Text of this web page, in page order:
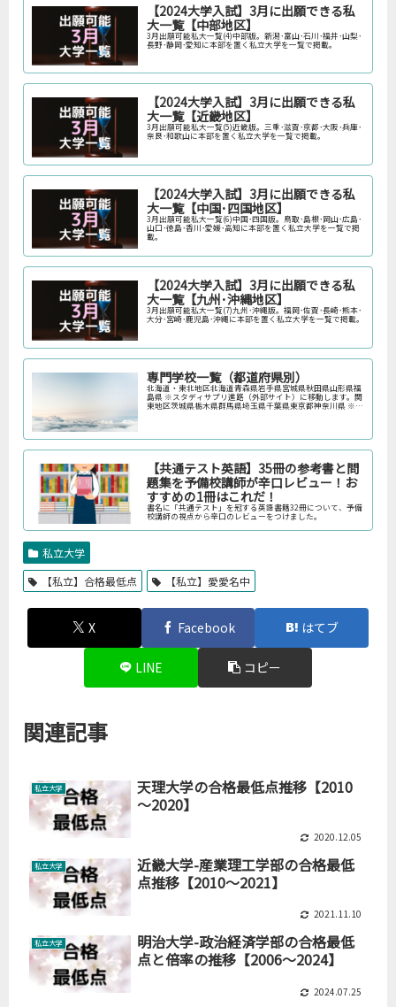
【2024大学入試】3月に出願できる私
大一覧【中部地区】
3月出願可能私大一覧(4)中部版。新潟･富山･石川･福井･山梨･
長野･静岡･愛知に本部を置く私立大学を一覧で掲載。
【2024大学入試】3月に出願できる私
大一覧【近畿地区】
3月出願可能私大一覧(5)近畿版。三重･滋賀･京都･大阪･兵庫･
奈良･和歌山に本部を置く私立大学を一覧で掲載。
【2024大学入試】3月に出願できる私
大一覧【中国･四国地区】
3月出願可能私大一覧(6)中国･四国版。鳥取･島根･岡山･広島･
山口･徳島･香川･愛媛･高知に本部を置く私立大学を一覧で掲
載。
【2024大学入試】3月に出願できる私
大一覧【九州･沖縄地区】
3月出願可能私大一覧(7)九州･沖縄版。福岡･佐賀･長崎･熊本･
大分･宮崎･鹿児島･沖縄に本部を置く私立大学を一覧で掲載。
専門学校一覧（都道府県別）
北海道・東北地区北海道青森県岩手県宮城県秋田県山形県福
島県 ※スタディサプリ進路（外部サイト）に移動します。関
東地区茨城県栃木県群馬県埼玉県千葉県東京都神奈川県 ※ス
【共通テスト英語】35冊の参考書と問
題集を予備校講師が辛口レビュー！お
すすめの1冊はこれだ！
書名に「共通テスト」を冠する英語書籍32冊について、予備
校講師の視点から辛口のレビューをつけました。
私立大学
【私立】合格最低点
【私立】愛愛名中
X Facebook はてブ
LINE コピー
関連記事
私立大学
天理大学の合格最低点推移【2010
～2020】
2020.12.05
私立大学
近畿大学-産業理工学部の合格最低
点推移【2010～2021】
2021.11.10
私立大学
明治大学-政治経済学部の合格最低
点と倍率の推移【2006～2024】
2024.07.25